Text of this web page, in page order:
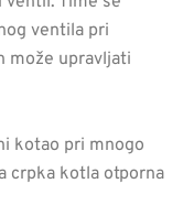
ventila pri
može upravljati
kotao pri mnogo
crpka kotla otporna